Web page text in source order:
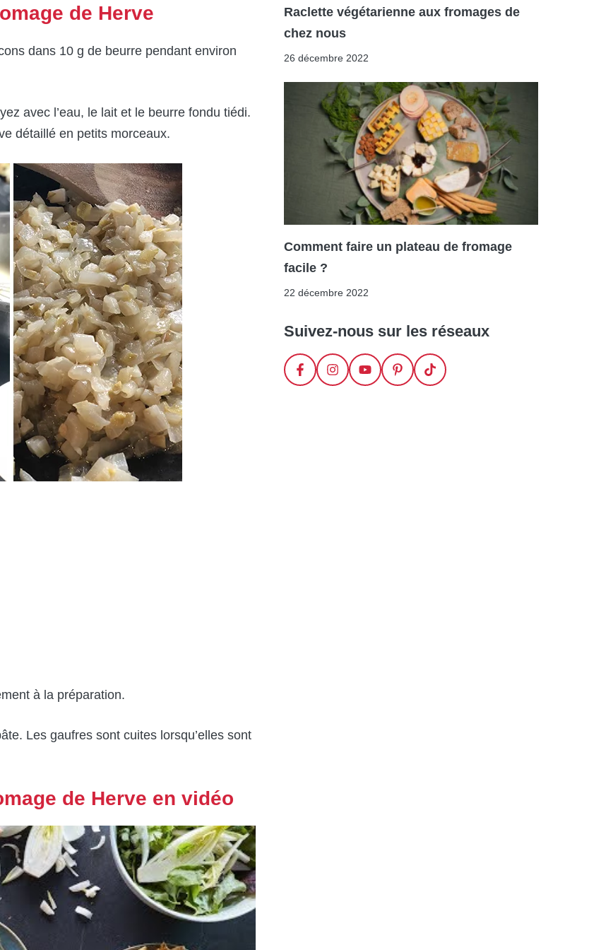
de Herve
dans 10 g de beurre pendant environ
avec l’eau, le lait et le beurre fondu tiédi.
détaillé en petits morceaux.
à la préparation.
Les gaufres sont cuites lorsqu’elles sont
de Herve en vidéo
Raclette végétarienne aux fromages de
chez nous
26 décembre 2022
Comment faire un plateau de fromage
facile ?
22 décembre 2022
Suivez-nous sur les réseaux